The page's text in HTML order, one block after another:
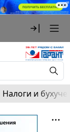
Налоги и